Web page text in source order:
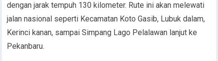
dengan jarak tempuh 130 kilometer. Rute ini akan melewati
jalan nasional seperti Kecamatan Koto Gasib, Lubuk dalam,
Kerinci kanan, sampai Simpang Lago Pelalawan lanjut ke
Pekanbaru.